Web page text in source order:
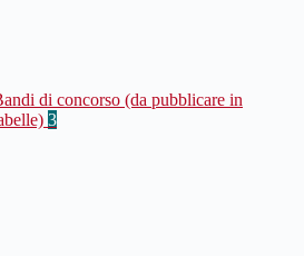
di concorso (da pubblicare in
3